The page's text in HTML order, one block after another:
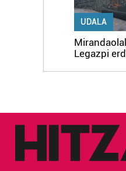
UDALA
Legazpi